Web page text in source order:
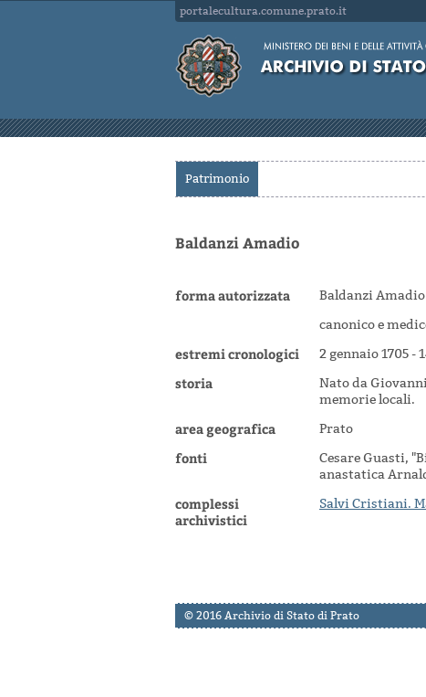
portalecultura.comune.prato.it
Patrimonio
Baldanzi Amadio
forma autorizzata
Baldanzi Amadio
canonico e
estremi cronologici 2 gennaio 1705 -
storia
Nato da
memorie locali.
area geografica Prato
fonti
Cesare Guasti,
anastatica
complessi
archivistici
Salvi Cristiani.
© 2016 Archivio di Stato di Prato